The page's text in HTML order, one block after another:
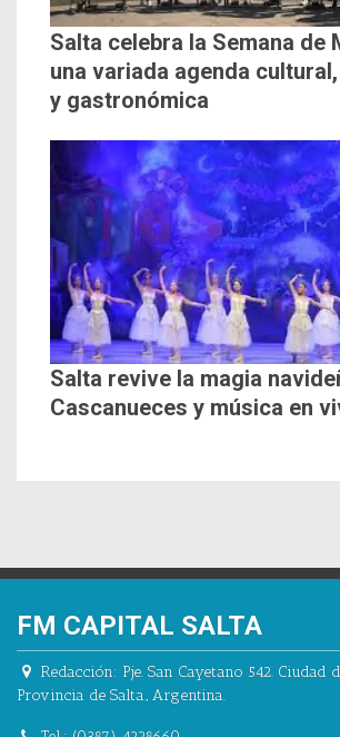
Salta celebra la Semana de
una variada agenda
y gastronómica
Salta revive la magia
Cascanueces y música en
FM CAPITAL SALTA
Redacción: Pje. San Cayetano 542. Ciudad
Provincia de Salta., Argentina.